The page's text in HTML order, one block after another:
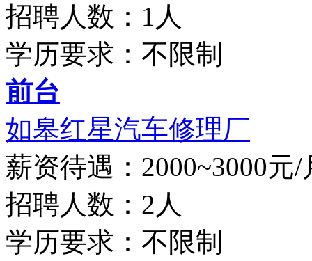
招聘人数：1人
学历要求：不限制
前台
如皋红星汽车修理厂
薪资待遇：2000~3000元/
招聘人数：2人
学历要求：不限制